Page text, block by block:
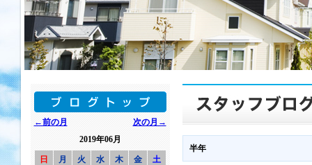
←前の月
次の月→
2019年06月
日 月 火 水 木 金
土
半年